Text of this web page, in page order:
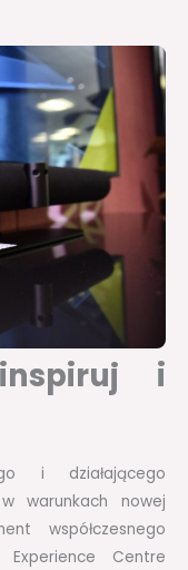
i
i działającego
warunkach nowej
współczesnego
Centre